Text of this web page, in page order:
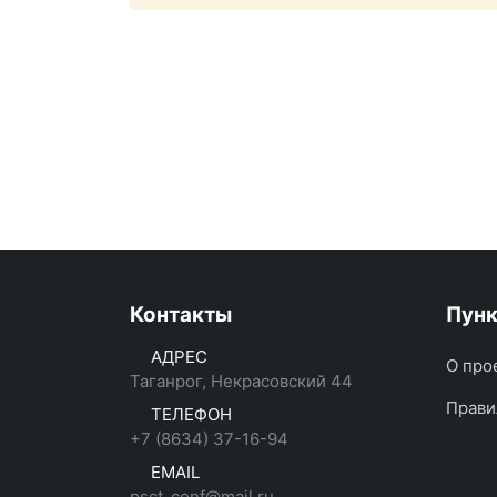
Контакты
АДРЕС
Таганрог, Некрасовский 44
ТЕЛЕФОН
+7 (8634) 37-16-94
EMAIL
О